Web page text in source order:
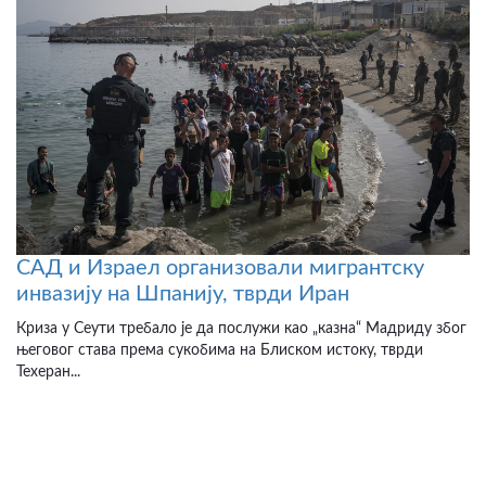
САД и Израел организовали мигрантску
инвазију на Шпанију, тврди Иран
Криза у Сеути требало је да послужи као „казна“ Мадриду због
његовог става према сукобима на Блиском истоку, тврди
Техеран...